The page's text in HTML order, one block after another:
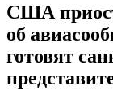
США
об
готовят